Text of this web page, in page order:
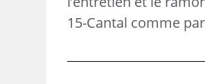
15-Cantal comme